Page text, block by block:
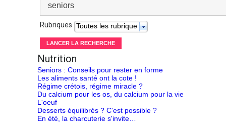
Rubriques Toutes les rubriques
Nutrition
Seniors : Conseils pour rester en forme
Les aliments santé ont la cote !
Régime crétois, régime miracle ?
Du calcium pour les os, du calcium pour la vie
L'oeuf
Desserts équilibrés ? C'est possible ?
En été, la charcuterie s'invite…